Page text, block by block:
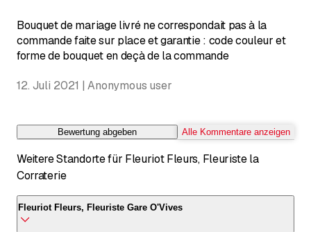
Bouquet de mariage livré ne correspondait pas à la
commande faite sur place et garantie : code couleur et
forme de bouquet en deçà de la commande
12. Juli 2021 | Anonymous user
Bewertung abgeben Alle Kommentare anzeigen
Weitere Standorte für Fleuriot Fleurs, Fleuriste la
Corraterie
Fleuriot Fleurs, Fleuriste Gare O'Vives